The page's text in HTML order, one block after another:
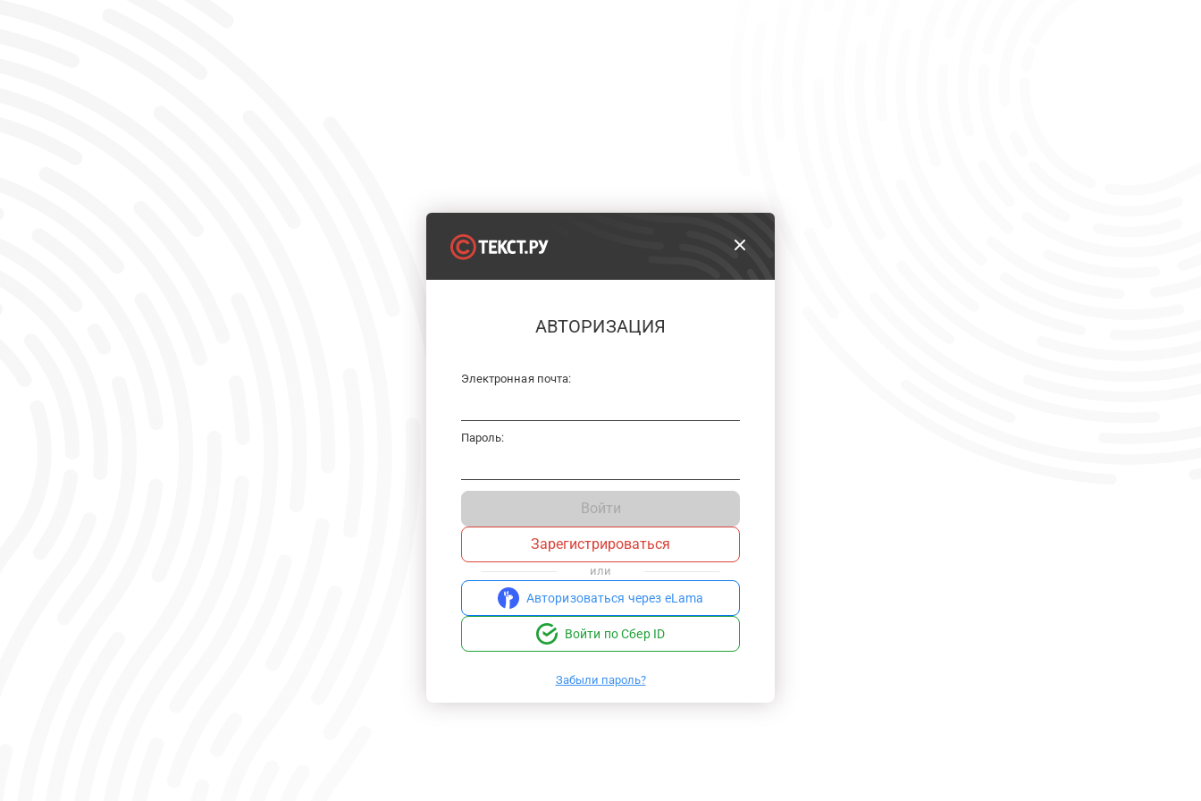
АВТОРИЗАЦИЯ
Электронная почта:
Пароль:
Войти
Зарегистрироваться
или
Авторизоваться через eLama
Войти по Сбер ID
Забыли пароль?